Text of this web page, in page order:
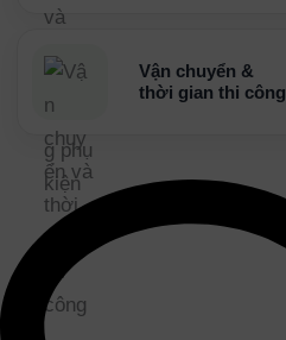
Vận chuyển &
thời gian thi công